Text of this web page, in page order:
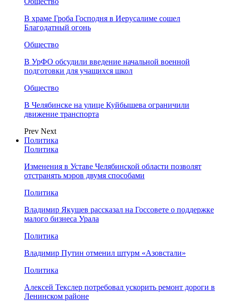
В храме Гроба Господня в Иерусалиме сошел
Благодатный огонь
Общество
В УрФО обсудили введение начальной военной
подготовки для учащихся школ
Общество
В Челябинске на улице Куйбышева ограничили
движение транспорта
Prev Next
Политика
Политика
Изменения в Уставе Челябинской области позволят
отстранять мэров двумя способами
Политика
Владимир Якушев рассказал на Госсовете о поддержке
малого бизнеса Урала
Политика
Владимир Путин отменил штурм «Азовстали»
Политика
Алексей Текслер потребовал ускорить ремонт дороги в
Ленинском районе